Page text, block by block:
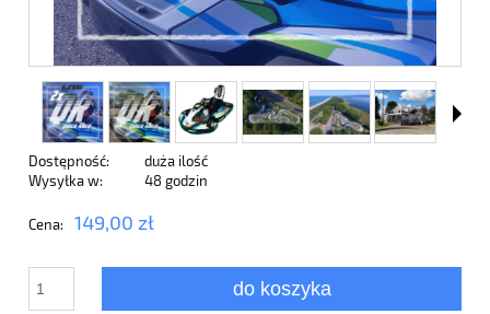
Dostępność:
duża ilość
Wysyłka w:
48 godzin
Cena: 149,00 zł
do koszyka